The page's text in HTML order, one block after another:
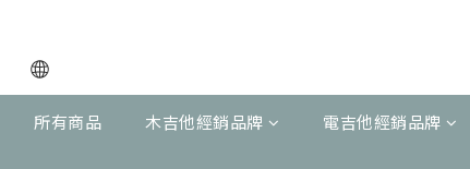
所有商品 木吉他經銷品牌 電吉他經銷品牌